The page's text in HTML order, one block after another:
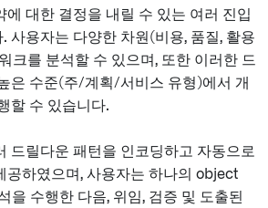
에 대한 결정을 내릴 수 있는 여러 진입
사용자는 다양한 차원(비용, 품질, 활용
크를 분석할 수 있으며, 또한 이러한 드
은 수준(주/계획/서비스 유형)에서 개
할 수 있습니다.
드릴다운 패턴을 인코딩하고 자동으로
공하였으며, 사용자는 하나의 object
을 수행한 다음, 위임, 검증 및 도출된